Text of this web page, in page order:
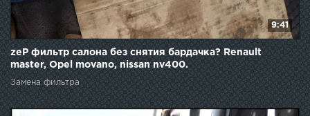
9:41
zeP фильтр салона без снятия бардачка? Renault
master, Opel movano, nissan nv400.
Замена фильтра